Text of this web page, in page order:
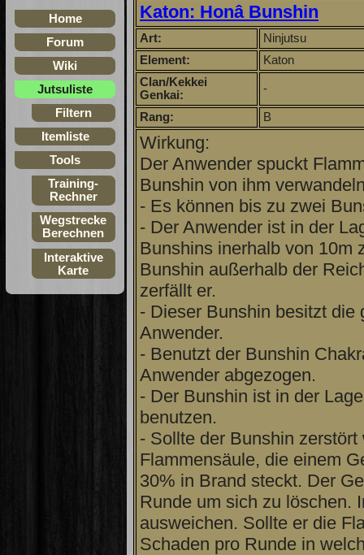
Home
Forum
Wiki
Jutsuliste
Filtern
Itemliste
Tools
Training-
Rechner
Wegstrecke
Berechnen
Interaktive
Karte
Katon: Honâ Bunshin
Art:
Ninjutsu
Element:
Katon
Clan/Kekkei
Genkai:
-
Rang: B
Wirkung:
Der Anwender spuckt
Bunshin von ihm
- Es können bis zu zwei
- Der Anwender ist in der
Bunshins inerhalb von 10m
Bunshin außerhalb der
zerfällt er.
- Dieser Bunshin besitzt die
Anwender.
- Benutzt der Bunshin
Anwender abgezogen.
- Der Bunshin ist in der
benutzen.
- Sollte der Bunshin
Flammensäule, die einem
30% in Brand steckt. Der
Runde um sich zu löschen.
ausweichen. Sollte er die
Schaden pro Runde in